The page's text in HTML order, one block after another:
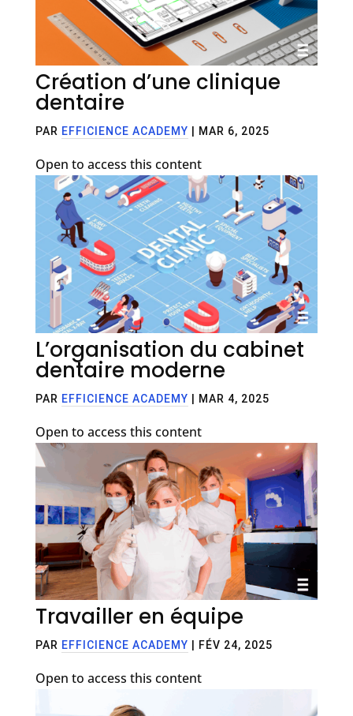
Création d’une clinique
dentaire
PAR EFFICIENCE ACADEMY MAR 6, 2025
Open to access this content
L’organisation du cabinet
dentaire moderne
PAR EFFICIENCE ACADEMY MAR 4, 2025
Open to access this content
Travailler en équipe
PAR EFFICIENCE ACADEMY FÉV 24, 2025
Open to access this content